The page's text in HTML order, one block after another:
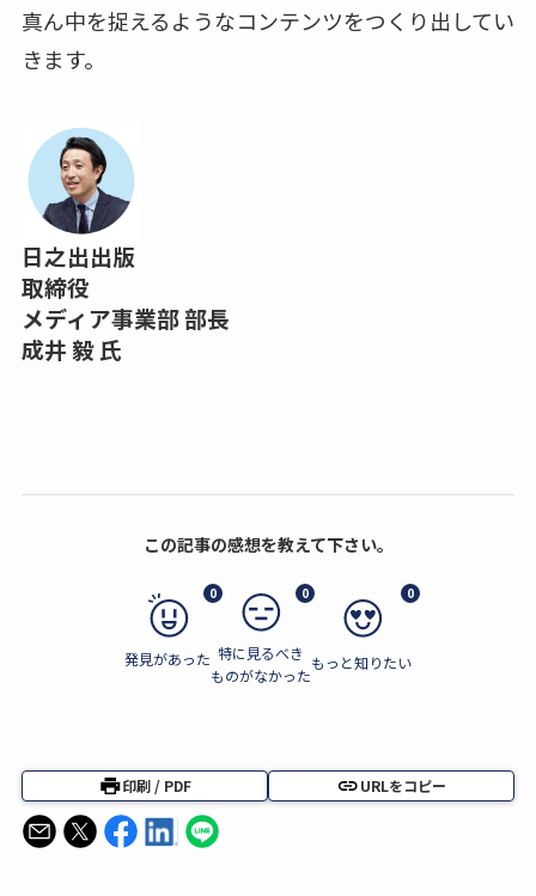
真ん中を捉えるようなコンテンツをつくり出してい
きます。
日之出出版
取締役
メディア事業部 部長
成井 毅 氏
この記事の感想を教えて下さい。
0
発見があった
0
特に見るべき
ものがなかった
0
もっと知りたい
印刷 / PDF URLをコピー